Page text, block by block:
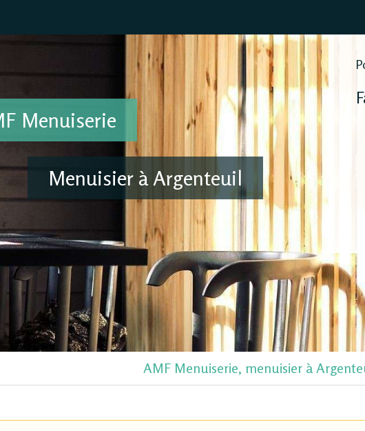
Menuiserie
Menuisier à Argenteuil
AMF Menuiserie, menuisier à